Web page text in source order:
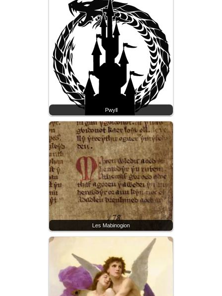
Pwyll
Les Mabinogion